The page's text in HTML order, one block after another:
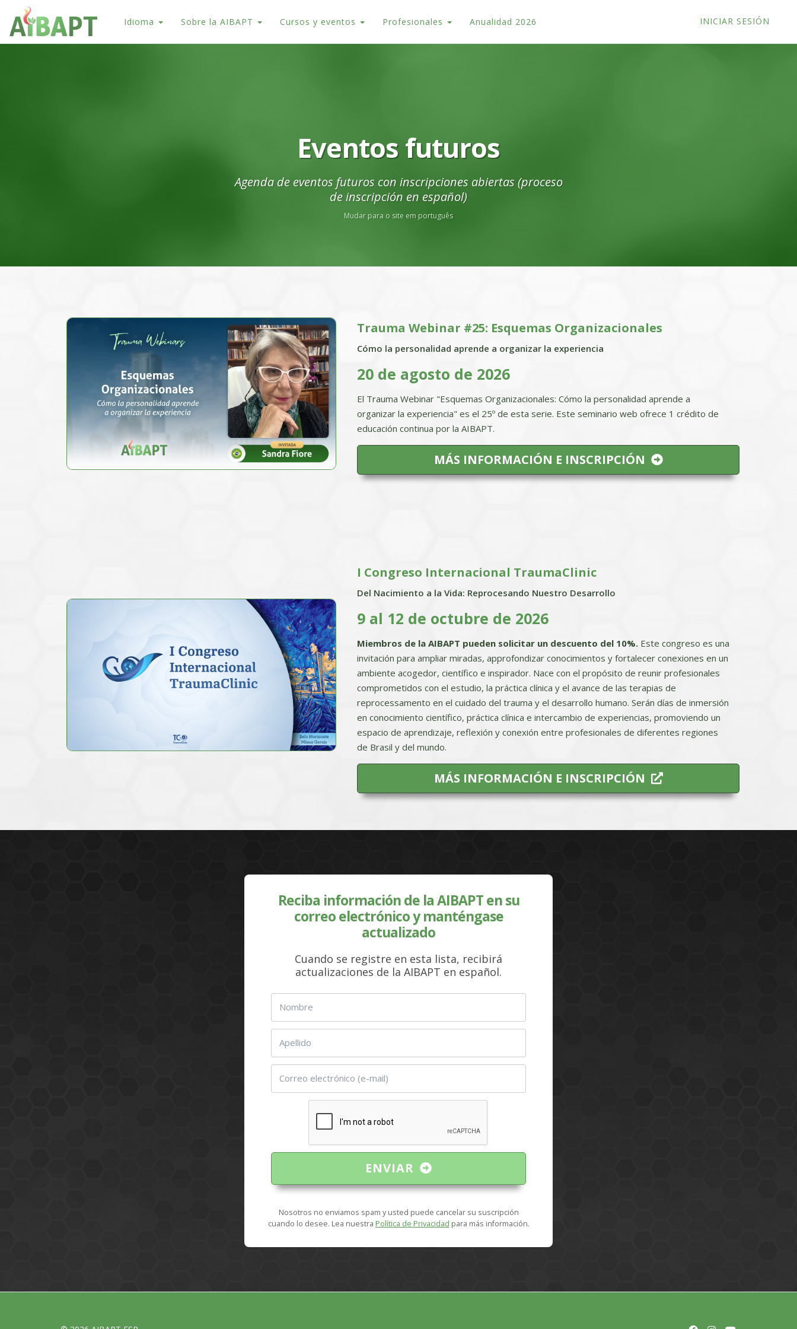
Idioma Sobre la AIBAPT Cursos y eventos Profesionales Anualidad 2026 INICIAR SESIÓN
Eventos futuros
Agenda de eventos futuros con inscripciones abiertas (proceso
de inscripción en español)
Mudar para o site em português
Trauma Webinar #25: Esquemas Organizacionales
Cómo la personalidad aprende a organizar la experiencia
20 de agosto de 2026
El Trauma Webinar "Esquemas Organizacionales: Cómo la personalidad aprende a
organizar la experiencia" es el 25º de esta serie. Este seminario web ofrece 1 crédito de
educación continua por la AIBAPT.
MÁS INFORMACIÓN E INSCRIPCIÓN
I Congreso Internacional TraumaClinic
Del Nacimiento a la Vida: Reprocesando Nuestro Desarrollo
9 al 12 de octubre de 2026
Miembros de la AIBAPT pueden solicitar un descuento del 10%. Este congreso es una
invitación para ampliar miradas, approfondizar conocimientos y fortalecer conexiones en un
ambiente acogedor, científico e inspirador. Nace con el propósito de reunir profesionales
comprometidos con el estudio, la práctica clínica y el avance de las terapias de
reprocessamento en el cuidado del trauma y el desarrollo humano. Serán días de inmersión
en conocimiento científico, práctica clínica e intercambio de experiencias, promoviendo un
espacio de aprendizaje, reflexión y conexión entre profesionales de diferentes regiones
de Brasil y del mundo.
MÁS INFORMACIÓN E INSCRIPCIÓN
Reciba información de la AIBAPT en su
correo electrónico y manténgase
actualizado
Cuando se registre en esta lista, recibirá
actualizaciones de la AIBAPT en español.
ENVIAR
Nosotros no enviamos spam y usted puede cancelar su suscripción
cuando lo desee. Lea nuestra Política de Privacidad para más información.